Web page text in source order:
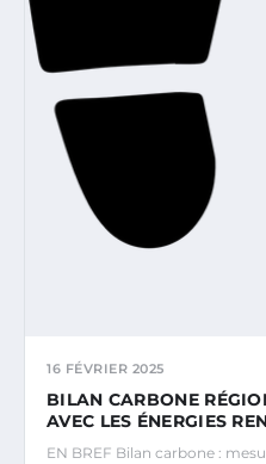
16 FÉVRIER 2025
BILAN CARBONE
AVEC LES ÉNERGIES
EN BREF Bilan carbone :